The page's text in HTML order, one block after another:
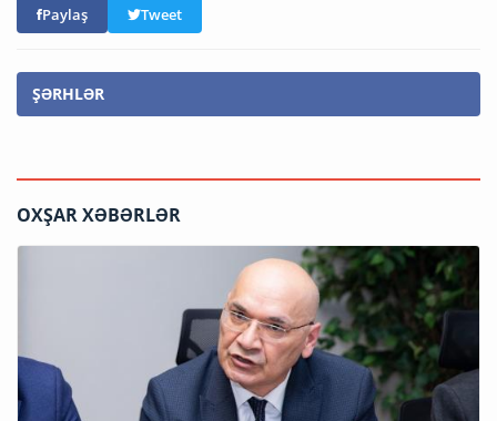
Paylaş Tweet
ŞƏRHLƏR
OXŞAR XƏBƏRLƏR